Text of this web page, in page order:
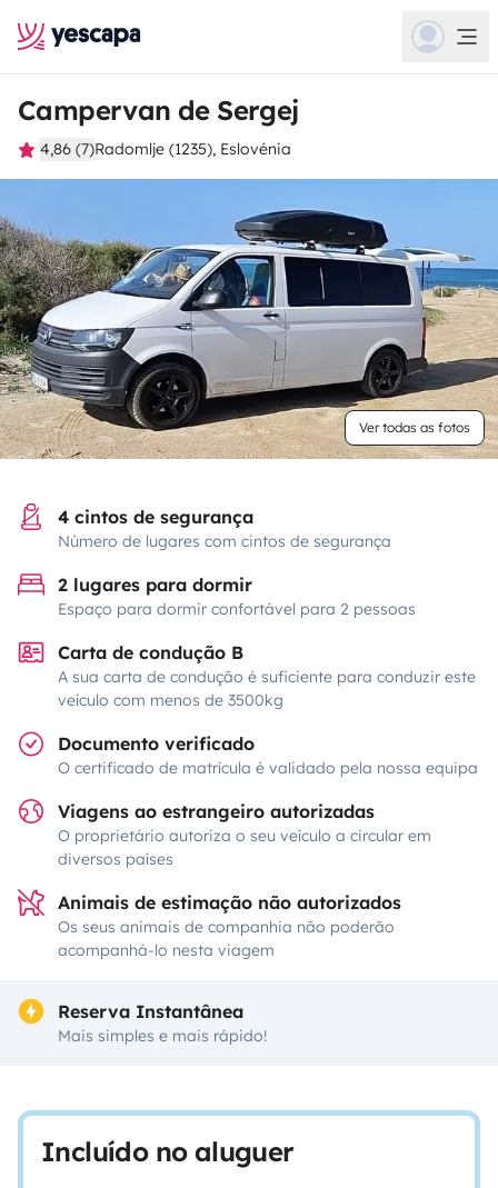
Campervan de Sergej
4,86 (7)Radomlje (1235), Eslovénia
Ver todas as fotos
4 cintos de segurança
Número de lugares com cintos de segurança
2 lugares para dormir
Espaço para dormir confortável para 2 pessoas
Carta de condução B
A sua carta de condução é suficiente para conduzir este
veículo com menos de 3500kg
Documento verificado
O certificado de matrícula é validado pela nossa equipa
Viagens ao estrangeiro autorizadas
O proprietário autoriza o seu veículo a circular em
diversos países
Animais de estimação não autorizados
Os seus animais de companhia não poderão
acompanhá-lo nesta viagem
Reserva Instantânea
Mais simples e mais rápido!
Incluído no aluguer